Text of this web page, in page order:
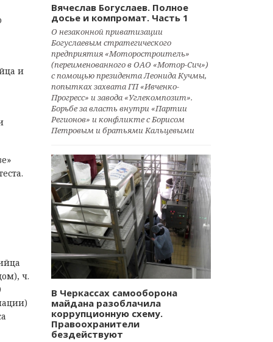
и
ч.
Вячеслав Богуслаев. Полное
досье и компромат. Часть 1
О незаконной приватизации
Богуслаевым стратегического
предприятия «Моторостроитель»
(переименованного в ОАО «Мотор-Сич»)
с помощью президента Леонида Кучмы,
попытках захвата ГП «Ивченко-
Прогресс» и завода «Углекомпозит».
Борьбе за власть внутри «Партии
Регионов» и конфликте с Борисом
Петровым и братьями Кальцевыми
В Черкассах самооборона
майдана разоблачила
коррупционную схему.
Правоохранители
бездействуют